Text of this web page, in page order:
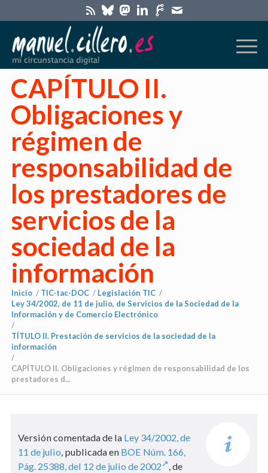
CAPÍTULO II.
Obligaciones y
régimen de
responsabilidad de
los prestadores de
servicios de la
sociedad de la
información
Inicio / TIC-tac-DOC / Legislación TIC /
Ley 34/2002, de 11 de julio, de Servicios de la Sociedad de la
Información y de Comercio Electrónico
/
TÍTULO II. Prestación de servicios de la sociedad de la
información
/
CAPÍTULO II. Obligaciones y régimen de responsabilidad de los
prestadores d...
Versión comentada de la Ley 34/2002, de
11 de julio, publicada en BOE Núm. 166,
Pág. 25388, del 12 de julio de 2002
, de